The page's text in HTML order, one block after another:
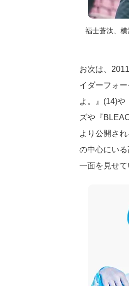
福士蒼汰、
お次は、
イダーフォ
よ。』(14)や
ズや『
より公開され
の中心にい
一面を見せて